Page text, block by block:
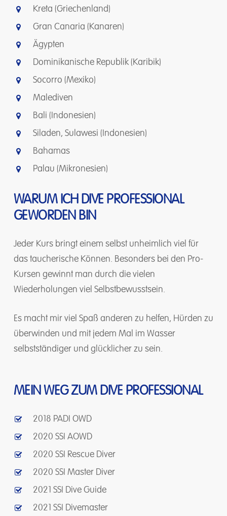
Kreta (Griechenland)
Gran Canaria (Kanaren)
Ägypten
Dominikanische Republik (Karibik)
Socorro (Mexiko)
Malediven
Bali (Indonesien)
Siladen, Sulawesi (Indonesien)
Bahamas
Palau (Mikronesien)
WARUM ICH DIVE PROFESSIONAL
GEWORDEN BIN
Jeder Kurs bringt einem selbst unheimlich viel für
das taucherische Können. Besonders bei den Pro-
Kursen gewinnt man durch die vielen
Wiederholungen viel Selbstbewusstsein.
Es macht mir viel Spaß anderen zu helfen, Hürden zu
überwinden und mit jedem Mal im Wasser
selbstständiger und glücklicher zu sein.
MEIN WEG ZUM DIVE PROFESSIONAL
2018 PADI OWD
2020 SSI AOWD
2020 SSI Rescue Diver
2020 SSI Master Diver
2021 SSI Dive Guide
2021 SSI Divemaster